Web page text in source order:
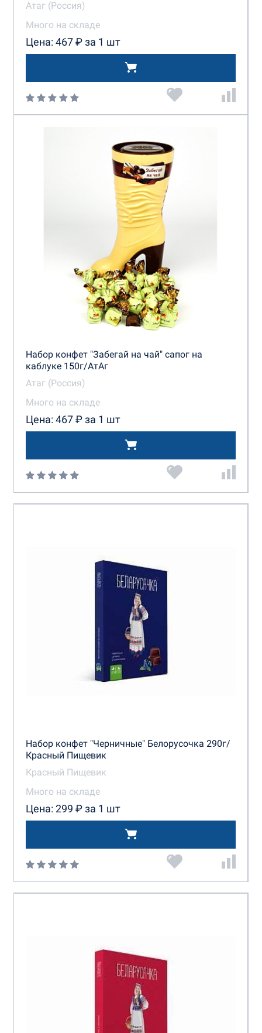
Атаг (Россия)
Много на складе
Цена: 467 ₽ за 1 шт
Набор конфет "Забегай на чай" сапог на
каблуке 150г/АтАг
Атаг (Россия)
Много на складе
Цена: 467 ₽ за 1 шт
Набор конфет "Черничные" Белорусочка 290г/
Красный Пищевик
Красный Пищевик
Много на складе
Цена: 299 ₽ за 1 шт